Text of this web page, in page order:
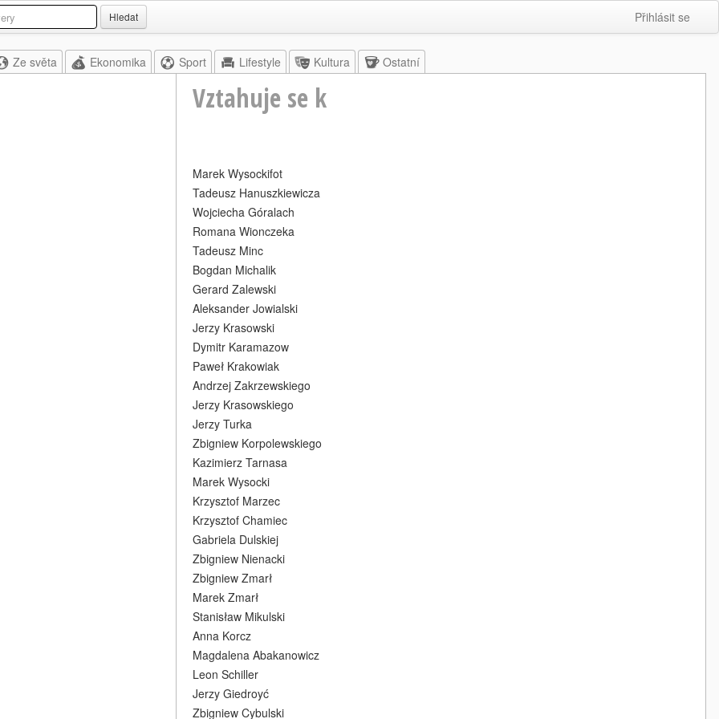
Hledat Přihlásit se
Ze světa Ekonomika Sport Lifestyle Kultura Ostatní
Vztahuje se k
Marek Wysockifot
Tadeusz Hanuszkiewicza
Wojciecha Góralach
Romana Wionczeka
Tadeusz Minc
Bogdan Michalik
Gerard Zalewski
Aleksander Jowialski
Jerzy Krasowski
Dymitr Karamazow
Paweł Krakowiak
Andrzej Zakrzewskiego
Jerzy Krasowskiego
Jerzy Turka
Zbigniew Korpolewskiego
Kazimierz Tarnasa
Marek Wysocki
Krzysztof Marzec
Krzysztof Chamiec
Gabriela Dulskiej
Zbigniew Nienacki
Zbigniew Zmarł
Marek Zmarł
Stanisław Mikulski
Anna Korcz
Magdalena Abakanowicz
Leon Schiller
Jerzy Giedroyć
Zbigniew Cybulski